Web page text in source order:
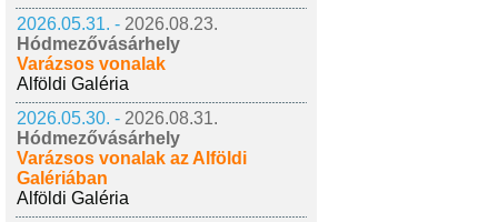
2026.05.31. - 2026.08.23.
Hódmezővásárhely
Varázsos vonalak
Alföldi Galéria
2026.05.30. - 2026.08.31.
Hódmezővásárhely
Varázsos vonalak az Alföldi
Galériában
Alföldi Galéria